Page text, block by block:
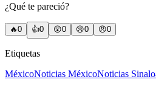
¿Qué te pareció?
🔥0 👍0 😲0 😢0 😠0
Etiquetas
MéxicoNoticias MéxicoNoticias